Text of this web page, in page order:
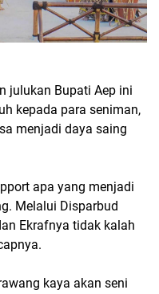
julukan Bupati Aep ini
kepada para seniman,
menjadi daya saing
apa yang menjadi
Melalui Disparbud
Ekrafnya tidak kalah
kaya akan seni